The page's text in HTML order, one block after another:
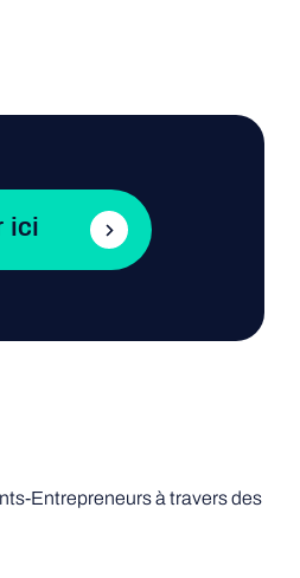
ici
Entrepreneurs à travers des